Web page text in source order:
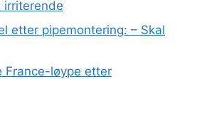
irriterende
etter pipemontering: – Skal
France-løype etter